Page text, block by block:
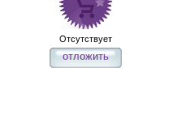
Отсутствует
отложить